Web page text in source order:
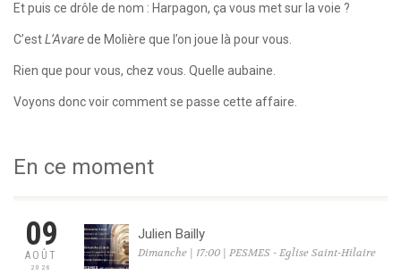
Et puis ce drôle de nom : Harpagon, ça vous met sur la voie ?
C’estL’Avarede Molière que l’on joue là pour vous.
Rien que pour vous, chez vous. Quelle aubaine.
Voyons donc voir comment se passe cette affaire.
En ce moment
09
AOÛT
2026
Julien Bailly
Dimanche | 17:00 | PESMES - Eglise Saint-Hilaire